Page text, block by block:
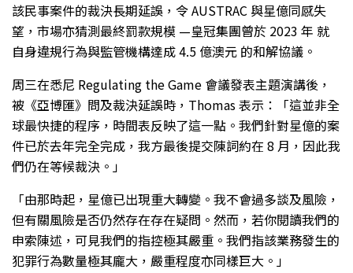
該民事案件的裁決長期延誤，令 AUSTRAC 與星億同感失
望，市場亦猜測最終罰款規模 —皇冠集團曾於 2023 年 就
自身違規行為與監管機構達成 4.5 億澳元 的和解協議。
周三在悉尼 Regulating the Game 會議發表主題演講後，
被《亞博匯》問及裁決延誤時，Thomas 表示：「這並非全
球最快捷的程序，時間表反映了這一點。我們針對星億的案
件已於去年完全完成，我方最後提交陳詞約在 8 月，因此我
們仍在等候裁決。」
「由那時起，星億已出現重大轉變。我不會過多談及風險，
但有關風險是否仍然存在存在疑問。然而，若你閱讀我們的
申索陳述，可見我們的指控極其嚴重。我們指該業務發生的
犯罪行為數量極其龐大，嚴重程度亦同樣巨大。」